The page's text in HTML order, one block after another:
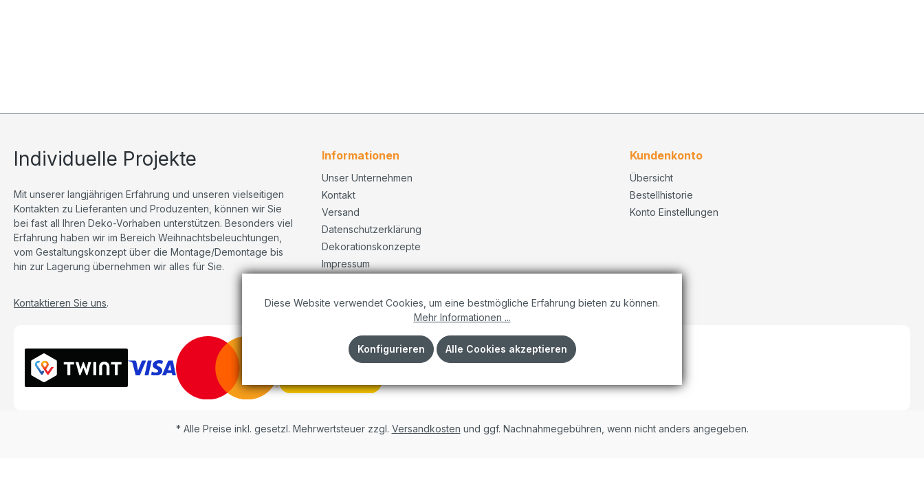
Individuelle Projekte
Mit unserer langjährigen Erfahrung und unseren vielseitigen
Kontakten zu Lieferanten und Produzenten, können wir Sie
bei fast all Ihren Deko-Vorhaben unterstützen. Besonders viel
Erfahrung haben wir im Bereich Weihnachtsbeleuchtungen,
vom Gestaltungskonzept über die Montage/Demontage bis
hin zur Lagerung übernehmen wir alles für Sie.
Kontaktieren Sie uns.
Informationen
Unser Unternehmen
Kontakt
Versand
Datenschutzerklärung
Dekorationskonzepte
Impressum
Kundenkonto
Übersicht
Bestellhistorie
Konto Einstellungen
* Alle Preise inkl. gesetzl. Mehrwertsteuer zzgl. Versandkosten und ggf. Nachnahmegebühren, wenn nicht anders angegeben.
Diese Website verwendet Cookies, um eine bestmögliche Erfahrung bieten zu können.
Mehr Informationen ...
Konfigurieren Alle Cookies akzeptieren